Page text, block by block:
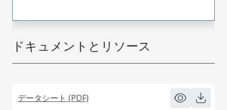
ドキュメントとリソース
データシート (PDF)